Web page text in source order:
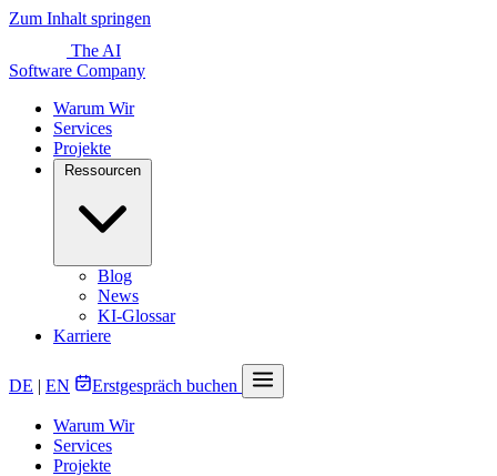
Zum Inhalt springen
The AI
Software Company
Warum Wir
Services
Projekte
Blog
News
KI-Glossar
Karriere
DE | EN Erstgespräch buchen
Warum Wir
Services
Projekte